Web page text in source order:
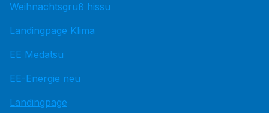
Weihnachtsgruß hissu
Landingpage Klima
EE Medatsu
EE-Energie neu
Landingpage